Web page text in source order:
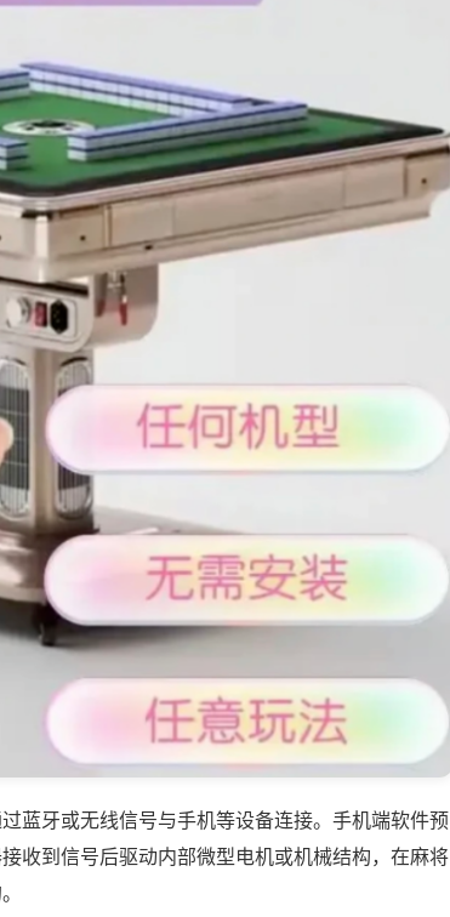
蓝牙或无线信号与手机等设备连接。手机端软件预
收到信号后驱动内部微型电机或机械结构，在麻将